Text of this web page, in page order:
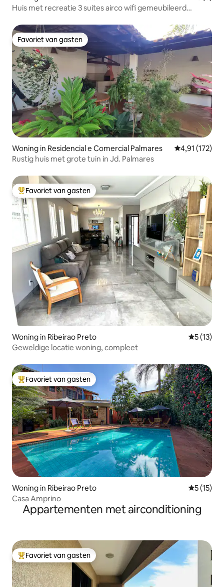
Huis met recreatie 3 suites airco wifi gemeubileerd
Favoriet van gasten
Favoriet van gasten
Woning in Residencial e Comercial Palmares Gemiddelde
4,91 (172)
Rustig huis met grote tuin in Jd. Palmares
Topfavoriet van gasten
Favoriet van gasten
Woning in Ribeirao Preto
5 (13)
Geweldige locatie woning, compleet
Topfavoriet van gasten
Favoriet van gasten
Woning in Ribeirao Preto
5 (15)
Casa Amprino
Appartementen met airconditioning
Topfavoriet van gasten
Favoriet van gasten